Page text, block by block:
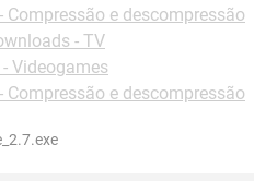
Compressão e descompressão
- TV
Videogames
Compressão e descompressão